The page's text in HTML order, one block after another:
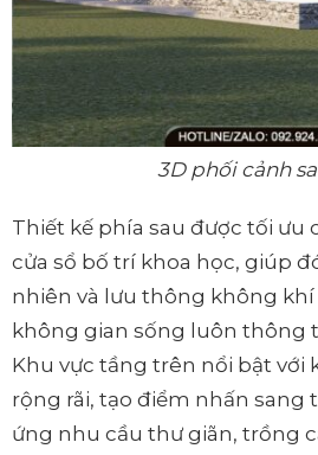
3D phối cảnh
Thiết kế phía sau được tối ưu
cửa sổ bố trí khoa học, giúp
nhiên và lưu thông không
không gian sống luôn thông
Khu vực tầng trên nổi bật với
rộng rãi, tạo điểm nhấn
ứng nhu cầu thư giãn, trồng